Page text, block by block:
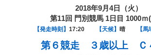
2018年9月4日（火）
第11回 門別競馬 1日目 1000
【発走時刻】 17:20 【天候】 晴 【馬
第６競走 ３歳以上 Ｃ